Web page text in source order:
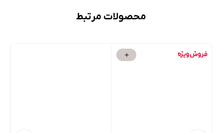
محصولات مرتبط